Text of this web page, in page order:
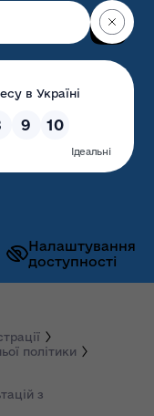
Налаштування
доступності
політики
з